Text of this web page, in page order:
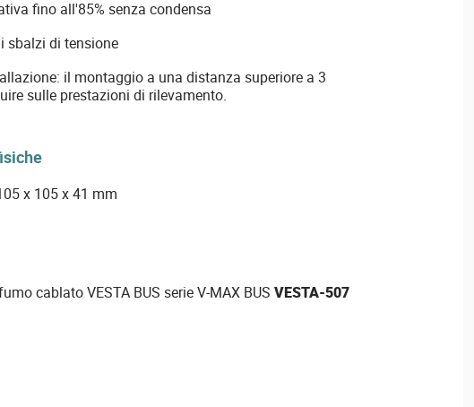
fino all'85% senza condensa
sbalzi di tensione
il montaggio a una distanza superiore a 3
sulle prestazioni di rilevamento.
x 105 x 41 mm
cablato VESTA BUS serie V-MAX BUS VESTA-507